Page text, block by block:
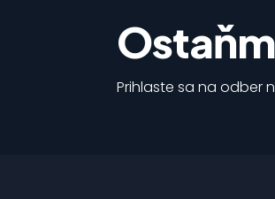
Prihlaste sa na odber